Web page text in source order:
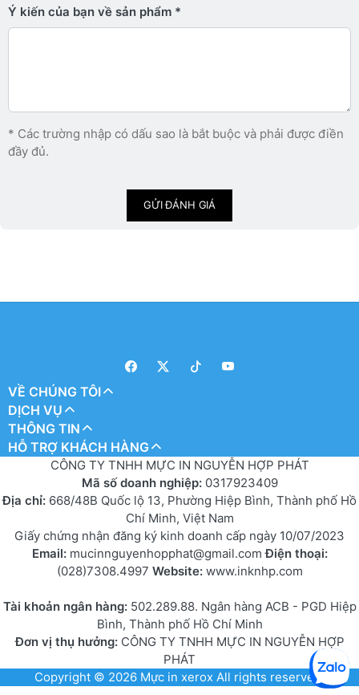
Ý kiến ​​của bạn về sản phẩm
* Các trường nhập có dấu sao là bắt buộc và phải được điền
đầy đủ.
GỬI ĐÁNH GIÁ
VỀ CHÚNG TÔI
DỊCH VỤ
THÔNG TIN
HỖ TRỢ KHÁCH HÀNG
CÔNG TY TNHH MỰC IN NGUYỄN HỢP PHÁT
Mã số doanh nghiệp: 0317923409
Địa chỉ: 668/48B Quốc lộ 13, Phường Hiệp Bình, Thành phố Hồ
Chí Minh, Việt Nam
Giấy chứng nhận đăng ký kinh doanh cấp ngày 10/07/2023
Email: mucinnguyenhopphat@gmail.comĐiện thoại:
(028)7308.4997 Website: www.inknhp.com
Tài khoản ngân hàng: 502.289.88. Ngân hàng ACB - PGD Hiệp
Bình, Thành phố Hồ Chí Minh
Đơn vị thụ hưởng:CÔNG TY TNHH MỰC IN NGUYỄN HỢP
PHÁT
Copyright © 2026 Mực in xerox All rights reserved.